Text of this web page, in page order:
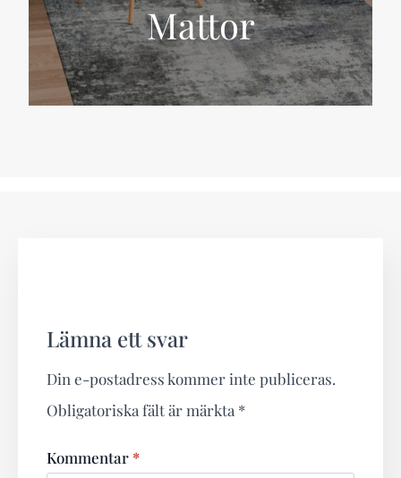
Mattor
Lämna ett svar
Din e-postadress kommer inte publiceras.
Obligatoriska fält är märkta*
Kommentar *